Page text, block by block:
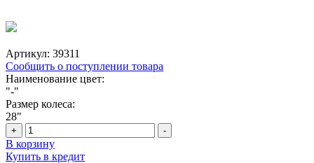
Артикул: 39311
Сообщить о поступлении товара
Наименование цвет:
"-"
Размер колеса:
28"
+ -
В корзину
Купить в кредит